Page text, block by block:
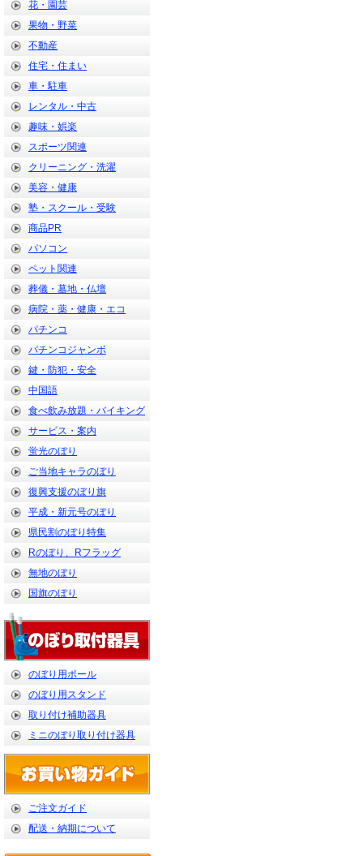
花・園芸
果物・野菜
不動産
住宅・住まい
車・駐車
レンタル・中古
趣味・娯楽
スポーツ関連
クリーニング・洗濯
美容・健康
塾・スクール・受験
商品PR
パソコン
ペット関連
葬儀・墓地・仏壇
病院・薬・健康・エコ
パチンコ
パチンコジャンボ
鍵・防犯・安全
中国語
食べ飲み放題・バイキング
サービス・案内
蛍光のぼり
ご当地キャラのぼり
復興支援のぼり旗
平成・新元号のぼり
県民割のぼり特集
Rのぼり、Rフラッグ
無地のぼり
国旗のぼり
のぼり用ポール
のぼり用スタンド
取り付け補助器具
ミニのぼり取り付け器具
ご注文ガイド
配送・納期について